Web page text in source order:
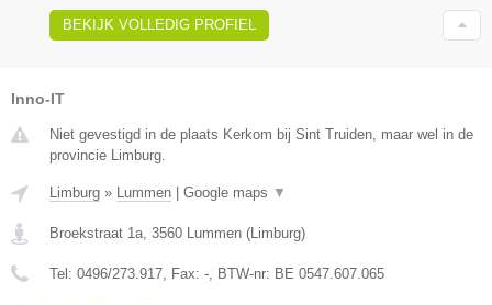
BEKIJK VOLLEDIG PROFIEL
Inno-IT
Niet gevestigd in de plaats Kerkom bij Sint Truiden, maar wel in de
provincie Limburg.
Limburg » Lummen Google maps ▼
Broekstraat 1a, 3560 Lummen (Limburg)
Tel: 0496/273.917, Fax: -, BTW-nr: BE 0547.607.065